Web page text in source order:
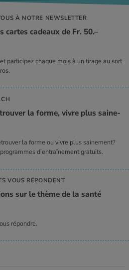
À NOTRE NEWSLETTER
cartes cadeaux de Fr. 50.–
participez chaque mois à un tirage au sort
la forme, vivre plus sai­ne­
la forme ou vivre plus sainement?
d’entraînement gratuits.
VOUS RÉPONDENT
sur le thème de la santé
répondre.